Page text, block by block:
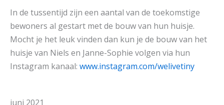
In de tussentijd zijn een aantal van de toekomstige
bewoners al gestart met de bouw van hun huisje.
Mocht je het leuk vinden dan kun je de bouw van het
huisje van Niels en Janne-Sophie volgen via hun
Instagram kanaal: www.instagram.com/welivetiny
juni 2021